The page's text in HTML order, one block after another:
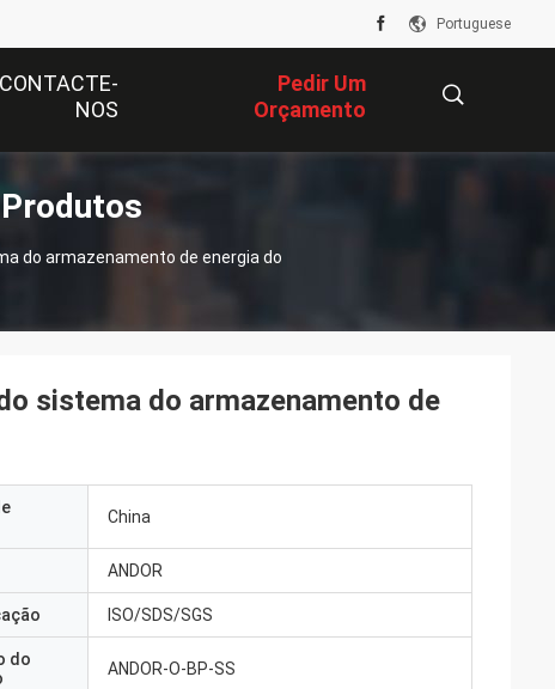
Portuguese
CONTACTE-
NOS
Pedir Um
Orçamento
do armazenamento de energia do
sistema do armazenamento de
China
ANDOR
ISO/SDS/SGS
do
ANDOR-O-BP-SS